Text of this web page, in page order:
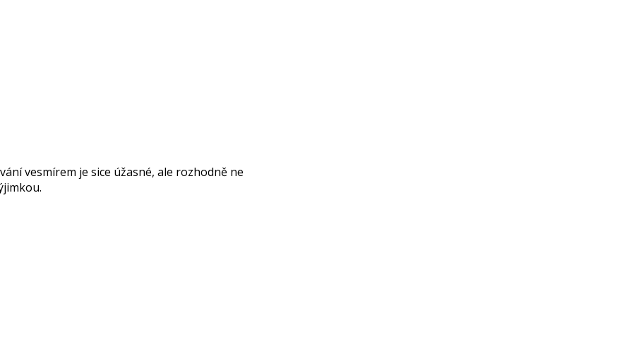
vesmírem je sice úžasné, ale rozhodně ne